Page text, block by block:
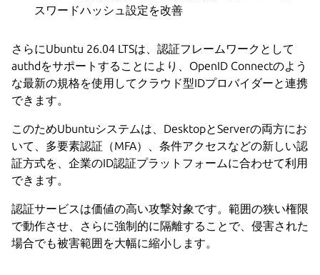
スワードハッシュ設定を改善
さらにUbuntu 26.04 LTSは、認証フレームワークとして
authdをサポートすることにより、OpenID Connectのよう
な最新の規格を使用してクラウド型IDプロバイダーと連携
できます。
このためUbuntuシステムは、DesktopとServerの両方にお
いて、多要素認証（MFA）、条件アクセスなどの新しい認
証方式を、企業のID認証プラットフォームに合わせて利用
できます。
認証サービスは価値の高い攻撃対象です。範囲の狭い権限
で動作させ、さらに強制的に隔離することで、侵害された
場合でも被害範囲を大幅に縮小します。